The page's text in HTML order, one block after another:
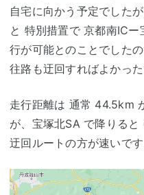
自宅に向かう予定でした
と 特別措置で 京都南IC
行が可能とのことでした
往路も迂回すればよかった
走行距離は 通常 44.5km
が、宝塚北SA で降りる
迂回ルートの方が速いで